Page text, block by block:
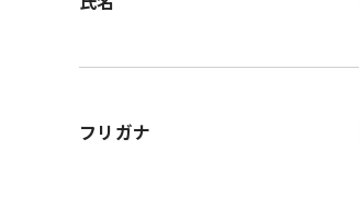
フリガナ